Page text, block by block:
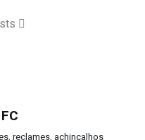
reclames, achincalhos